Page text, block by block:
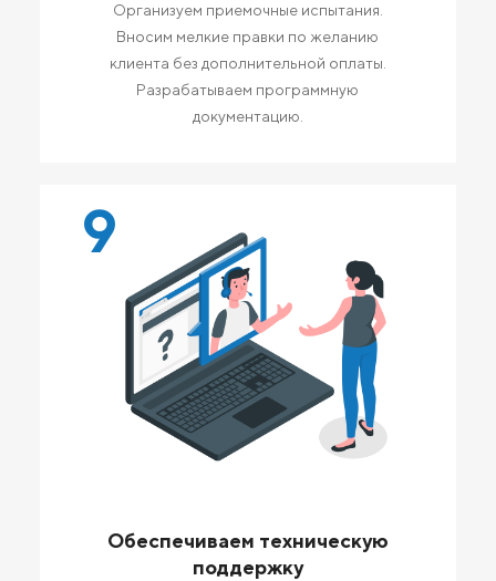
Организуем приемочные испытания.
Вносим мелкие правки по желанию
клиента без дополнительной оплаты.
Разрабатываем программную
документацию.
9
Обеспечиваем техническую
поддержку